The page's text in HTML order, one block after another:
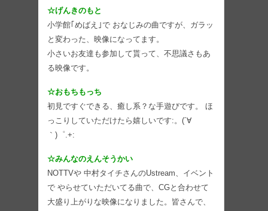
☆げんきのもと
小学館｢めばえ｣で おなじみの曲ですが、ガラッ
と変わった、映像になってます。
小さいお友達も参加して貰って、不思議さもあ
る映像です。
☆おもちもっち
初見ですぐできる、癒し系？な手遊びです。 ほ
っこりしていただけたら嬉しいです:。(´∀
｀)゜.+:
☆みんなのえんそうかい
NOTTVや 中村タイチさんのUstream、イベント
で やらせていただいてる曲で、CGと合わせて
大盛り上がりな映像になりました。皆さんで、